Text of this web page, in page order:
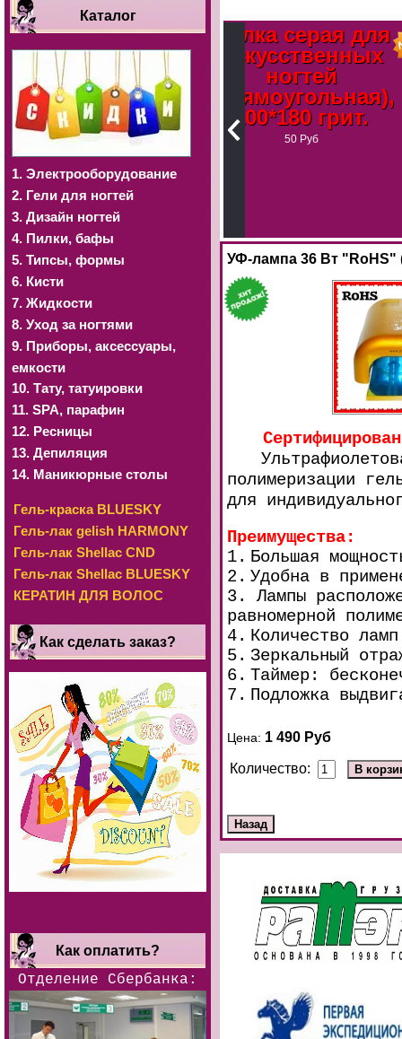
Каталог
1. Электрооборудование
2. Гели для ногтей
3. Дизайн ногтей
4. Пилки, бафы
5. Типсы, формы
6. Кисти
7. Жидкости
8. Уход за ногтями
9. Приборы, аксессуары,
емкости
10. Тату, татуировки
11. SРА, парафин
12. Ресницы
13. Депиляция
14. Маникюрные столы
Гель-краска BLUESKY
Гель-лак gelish HARMONY
Гель-лак Shellac CND
Гель-лак Shellac BLUESKY
КЕРАТИН ДЛЯ ВОЛОС
Как сделать заказ?
Как оплатить?
Отделение Сбербанка:
для
Пилка серая для
искусственных
ногтей
(прямоугольная),
100*180 грит.
50 Руб
Пилка серая
ногтей
100*180
УФ-лампа 36 Вт "RoHS"
полимеризации
для
Преимущества:
1. Большая
2. Удобна в
3. Лампы
равномерной
4. Количество
5. Зеркальный
6. Таймер:
7. Подложка
Цена: 1 490 Руб
Количество: